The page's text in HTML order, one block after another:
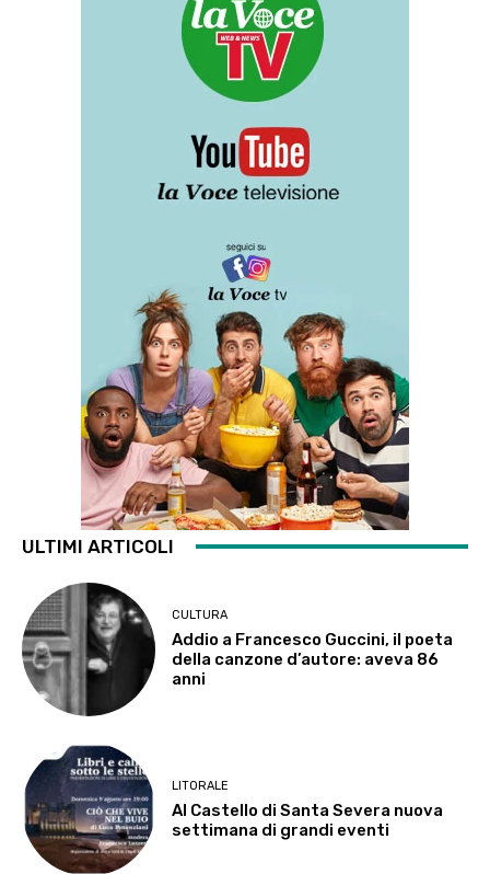
ULTIMI ARTICOLI
CULTURA
Addio a Francesco Guccini, il poeta
della canzone d’autore: aveva 86
anni
LITORALE
Al Castello di Santa Severa nuova
settimana di grandi eventi